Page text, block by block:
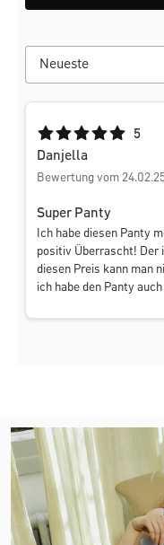
Durchschnittliche5
Danjella
Bewertung vom
Super Panty
Ich habe diesen Panty
positiv Überrascht! Der
diesen Preis kann man
ich habe den Panty